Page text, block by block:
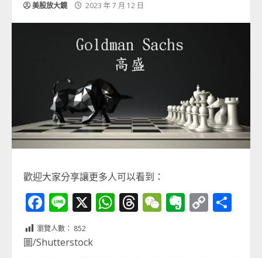
美股放大鏡 2023 年 7 月 12 日
歡迎大家分享讓更多人可以看到：
Facebook
Line
X WhatsApp
Threads
WeChat
Evernote
Copy
瀏覽人數： 852
圖/Shutterstock